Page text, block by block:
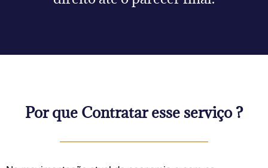
Por que Contratar esse serviço ?